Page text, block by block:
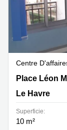
Centre
5 Place Léon
Place Léon
Le Havre
Superficie:
10 m²